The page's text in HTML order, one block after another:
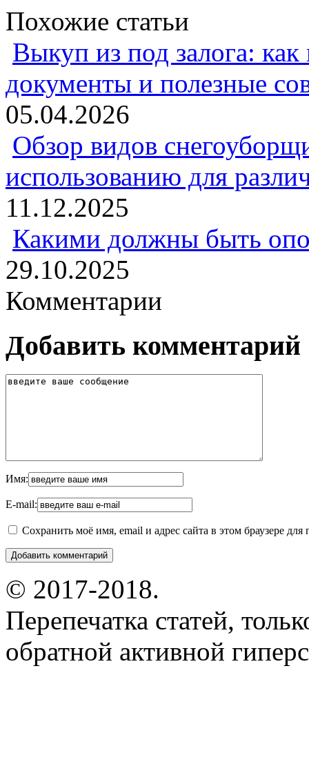
Похожие статьи
Выкуп из под залога:
документы и полезные
05.04.2026
Обзор видов
использованию для
11.12.2025
Какими должны быть
29.10.2025
Комментарии
Добавить комментарий
Имя:
E-mail:
Сохранить моё имя, email и адрес сайта в этом браузере
© 2017-2018.
Перепечатка статей,
обратной активной